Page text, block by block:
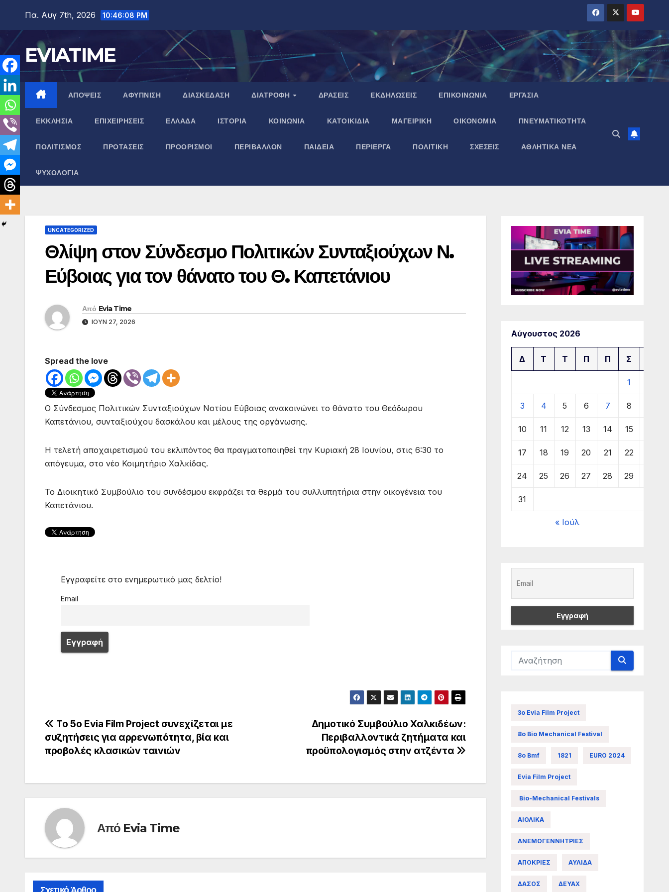
περιεχόμενο
Πα. Αυγ 7th, 2026 10:46:09 PM
EVIATIME
ΑΠΟΨΕΙΣ ΑΦΥΠΝΙΣΗ ΔΙΑΣΚΕΔΑΣΗ ΔΙΑΤΡΟΦΗ ΔΡΑΣΕΙΣ ΕΚΔΗΛΩΣΕΙΣ ΕΠΙΚΟΙΝΩΝΙΑ ΕΡΓΑΣΙΑ
ΕΚΚΛΗΣΙΑ ΕΠΙΧΕΙΡΗΣΕΙΣ ΕΛΛΑΔΑ ΙΣΤΟΡΙΑ ΚΟΙΝΩΝΙΑ ΚΑΤΟΙΚΙΔΙΑ ΜΑΓΕΙΡΙΚΗ ΟΙΚΟΝΟΜΙΑ ΠΝΕΥΜΑΤΙΚΌΤΗΤΑ
ΠΟΛΙΤΙΣΜΟΣ ΠΡΟΤΑΣΕΙΣ ΠΡΟΟΡΙΣΜΟΙ ΠΕΡΙΒΑΛΛΟΝ ΠΑΙΔΕΙΑ ΠΕΡΙΕΡΓΑ ΠΟΛΙΤΙΚΗ ΣΧΕΣΕΙΣ ΑΘΛΗΤΙΚΑ ΝΕΑ
ΨΥΧΟΛΟΓΙΑ
UNCATEGORIZED
Θλίψη στον Σύνδεσμο Πολιτικών Συνταξιούχων Ν.
Εύβοιας για τον θάνατο του Θ. Καπετάνιου
Από Evia Time
ΙΟΎΝ 27, 2026
Spread the love
Ο Σύνδεσμος Πολιτικών Συνταξιούχων Νοτίου Εύβοιας ανακοινώνει το θάνατο του Θεόδωρου
Καπετάνιου, συνταξιούχου δασκάλου και μέλους της οργάνωσης.
Η τελετή αποχαιρετισμού του εκλιπόντος θα πραγματοποιηθεί την Κυριακή 28 Ιουνίου, στις 6:30 το
απόγευμα, στο νέο Κοιμητήριο Χαλκίδας.
Το Διοικητικό Συμβούλιο του συνδέσμου εκφράζει τα θερμά του συλλυπητήρια στην οικογένεια του
Καπετάνιου.
Εγγραφείτε στο ενημερωτικό μας δελτίο!
Email
Πλοήγηση
άρθρων
Δημοτικό Συμβούλιο Χαλκιδέων:
Περιβαλλοντικά ζητήματα και
προϋπολογισμός στην ατζέντα
Το 5ο Evia Film Project συνεχίζεται με
συζητήσεις για αρρενωπότητα, βία και
προβολές κλασικών ταινιών
Από Evia Time
Αύγουστος 2026
Δ Τ Τ Π Π Σ
1
3 4 5 6 7 8
10 11 12 13 14 15
17 18 19 20 21 22
24 25 26 27 28 29
31
« Ιούλ
3ο Evia Film Project
8ο Bio Mechanical Festival
8ο Bmf 1821 EURO 2024
Evia Film Project
Bio-Mechanical Festivals
ΑΙΟΛΙΚΑ
ΑΝΕΜΟΓΕΝΝΗΤΡΙΕΣ
ΑΠΟΚΡΙΕΣ ΑΥΛΙΔΑ
ΔΑΣΟΣ ΔΕΥΑΧ